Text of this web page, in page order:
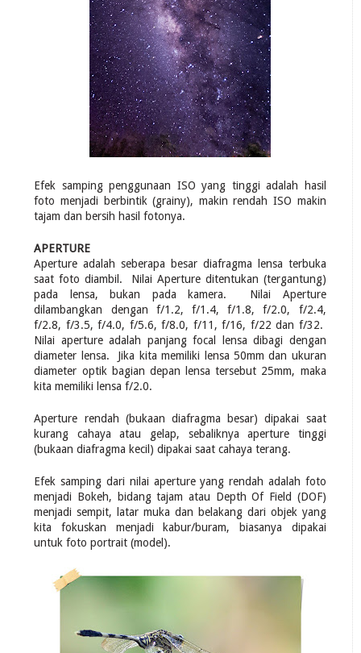
Efek samping penggunaan ISO yang tinggi adalah hasil
foto menjadi berbintik (grainy), makin rendah ISO makin
tajam dan bersih hasil fotonya.
APERTURE
Aperture adalah seberapa besar diafragma lensa terbuka
saat foto diambil. Nilai Aperture ditentukan (tergantung)
pada lensa, bukan pada kamera. Nilai Aperture
dilambangkan dengan f/1.2, f/1.4, f/1.8, f/2.0, f/2.4,
f/2.8, f/3.5, f/4.0, f/5.6, f/8.0, f/11, f/16, f/22 dan f/32.
Nilai aperture adalah panjang focal lensa dibagi dengan
diameter lensa. Jika kita memiliki lensa 50mm dan ukuran
diameter optik bagian depan lensa tersebut 25mm, maka
kita memiliki lensa f/2.0.
Aperture rendah (bukaan diafragma besar) dipakai saat
kurang cahaya atau gelap, sebaliknya aperture tinggi
(bukaan diafragma kecil) dipakai saat cahaya terang.
Efek samping dari nilai aperture yang rendah adalah foto
menjadi Bokeh, bidang tajam atau Depth Of Field (DOF)
menjadi sempit, latar muka dan belakang dari objek yang
kita fokuskan menjadi kabur/buram, biasanya dipakai
untuk foto portrait (model).